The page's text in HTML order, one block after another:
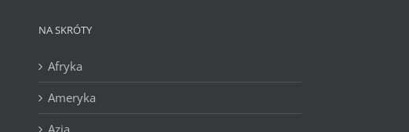
NA SKRÓTY
Afryka
Ameryka
Azja